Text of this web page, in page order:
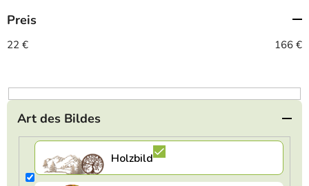
t
s
o
t
i
Preis
22 € 166 €
Art des Bildes